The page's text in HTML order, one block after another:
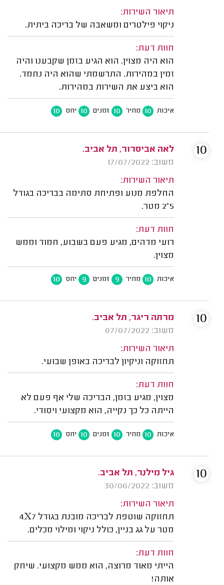
תיאור השירות:
ניקוי פילטרים ומשאבה של בריכה ביתית.
חוות דעת:
הוא היה מצוין. הוא הגיע בזמן שקבענו והיה
זמין במהירות. התרשמתי שהוא היה נחמד.
הוא ביצע את השירות במהירות.
איכות 10 מחיר 10 זמנים 10 יחס 10
לאה אביסרור, תל אביב.
משוב: 17/07/2022
תיאור השירות:
החלפת מנוע ופתיחת סתימה בבריכה בגודל
5*2 מטר.
חוות דעת:
רועי מדהים, מגיע פעם בשבוע, חמוד וממש
מצוין.
איכות 10 מחיר 9 זמנים 9 יחס 10
10
מרתה ריגר, תל אביב.
משוב: 07/07/2022
תיאור השירות:
תחזוקה וניקיון לבריכה באופן שבועי.
חוות דעת:
מצוין, מגיע בזמן, הבריכה שלי אף פעם לא
הייתה כל כך נקייה, הוא מקצועי ויסודי.
איכות 10 מחיר 10 זמנים 10 יחס 10
10
גיל מילנר, תל אביב.
משוב: 30/06/2022
תיאור השירות:
תחזוקה שוטפת לבריכה מובנת בגודל 4X7
מטר על גג בניין, כולל ניקוי ומילוי מכלים.
חוות דעת:
הייתי מאוד מרוצה, הוא ממש מקצועי. שיחק
אותה!
10